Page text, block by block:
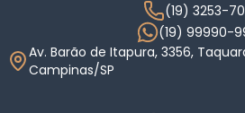
(19) 3253-
(19) 99990-
Av. Barão de Itapura, 3356,
Campinas/SP